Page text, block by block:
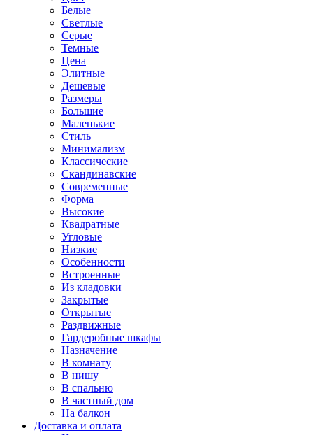
Белые
Светлые
Серые
Темные
Цена
Элитные
Дешевые
Размеры
Большие
Маленькие
Стиль
Минимализм
Классические
Скандинавские
Современные
Форма
Высокие
Квадратные
Угловые
Низкие
Особенности
Встроенные
Из кладовки
Закрытые
Открытые
Раздвижные
Гардеробные шкафы
Назначение
В комнату
В нишу
В спальню
В частный дом
На балкон
Доставка и оплата